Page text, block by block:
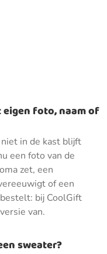
eigen foto, naam of
in de kast blijft
een foto van de
zet, een
of een
bij CoolGift
van.
sweater?